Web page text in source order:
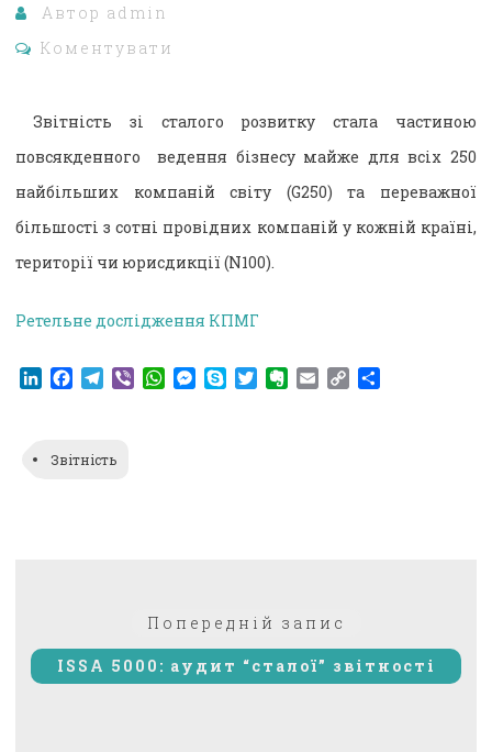
Автор admin
Коментувати
Звітність зі сталого розвитку стала частиною
повсякденного ведення бізнесу майже для всіх 250
найбільших компаній світу (G250) та переважної
більшості з сотні провідних компаній у кожній країні,
території чи юрисдикції (N100).
Ретельне дослідження КПМГ
LinkedIn
Facebook
Telegram
ViberWhatsApp
Messenger
SkypeTwitterEvernote
EmailCopy
Звітність
Попередній запис
ISSA 5000: аудит “сталої” звітності